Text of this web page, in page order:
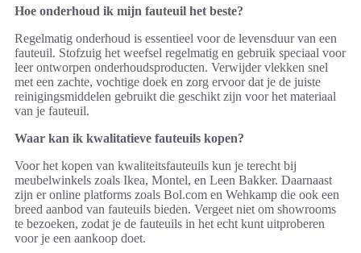
Hoe onderhoud ik mijn fauteuil het beste?
Regelmatig onderhoud is essentieel voor de levensduur van een
fauteuil. Stofzuig het weefsel regelmatig en gebruik speciaal voor
leer ontworpen onderhoudsproducten. Verwijder vlekken snel
met een zachte, vochtige doek en zorg ervoor dat je de juiste
reinigingsmiddelen gebruikt die geschikt zijn voor het materiaal
van je fauteuil.
Waar kan ik kwalitatieve fauteuils kopen?
Voor het kopen van kwaliteitsfauteuils kun je terecht bij
meubelwinkels zoals Ikea, Montel, en Leen Bakker. Daarnaast
zijn er online platforms zoals Bol.com en Wehkamp die ook een
breed aanbod van fauteuils bieden. Vergeet niet om showrooms
te bezoeken, zodat je de fauteuils in het echt kunt uitproberen
voor je een aankoop doet.